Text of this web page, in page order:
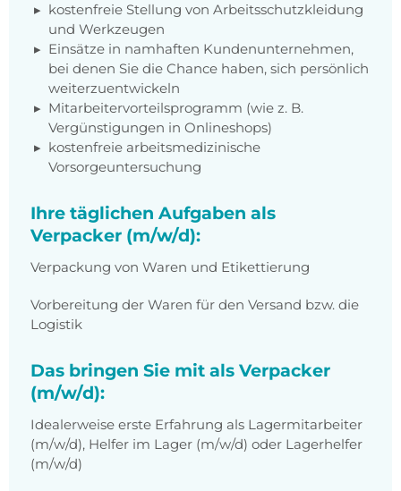
kostenfreie Stellung von Arbeitsschutzkleidung
und Werkzeugen
Einsätze in namhaften Kundenunternehmen,
bei denen Sie die Chance haben, sich persönlich
weiterzuentwickeln
Mitarbeitervorteilsprogramm (wie z. B.
Vergünstigungen in Onlineshops)
kostenfreie arbeitsmedizinische
Vorsorgeuntersuchung
Ihre täglichen Aufgaben als
Verpacker (m/w/d):
Verpackung von Waren und Etikettierung
Vorbereitung der Waren für den Versand bzw. die
Logistik
Das bringen Sie mit als Verpacker
(m/w/d):
Idealerweise erste Erfahrung als Lagermitarbeiter
(m/w/d), Helfer im Lager (m/w/d) oder Lagerhelfer
(m/w/d)